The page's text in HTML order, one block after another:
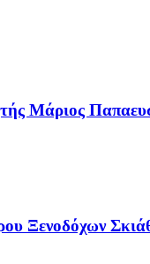
Μάριος
Ξενοδόχων